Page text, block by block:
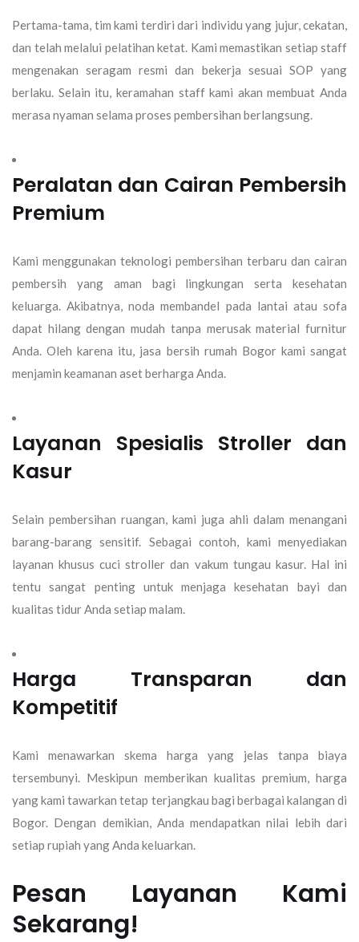
Pertama-tama, tim kami terdiri dari individu yang jujur, cekatan,
dan telah melalui pelatihan ketat. Kami memastikan setiap staff
mengenakan seragam resmi dan bekerja sesuai SOP yang
berlaku. Selain itu, keramahan staff kami akan membuat Anda
merasa nyaman selama proses pembersihan berlangsung.
Peralatan dan Cairan Pembersih
Premium
Kami menggunakan teknologi pembersihan terbaru dan cairan
pembersih yang aman bagi lingkungan serta kesehatan
keluarga. Akibatnya, noda membandel pada lantai atau sofa
dapat hilang dengan mudah tanpa merusak material furnitur
Anda. Oleh karena itu, jasa bersih rumah Bogorkami sangat
menjamin keamanan aset berharga Anda.
Layanan Spesialis Stroller dan
Kasur
Selain pembersihan ruangan, kami juga ahli dalam menangani
barang-barang sensitif. Sebagai contoh, kami menyediakan
layanan khusus cuci stroller dan vakum tungau kasur. Hal ini
tentu sangat penting untuk menjaga kesehatan bayi dan
kualitas tidur Anda setiap malam.
Harga Transparan dan
Kompetitif
Kami menawarkan skema harga yang jelas tanpa biaya
tersembunyi. Meskipun memberikan kualitas premium, harga
yang kami tawarkan tetap terjangkau bagi berbagai kalangan di
Bogor. Dengan demikian, Anda mendapatkan nilai lebih dari
setiap rupiah yang Anda keluarkan.
Pesan Layanan Kami
Sekarang!